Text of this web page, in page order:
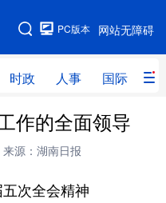
网站无障碍
PC版本
时政 人事 国际 财
时政 人事
网评
全球连线
作的全面领导
来源：湖南日报
次全会精神